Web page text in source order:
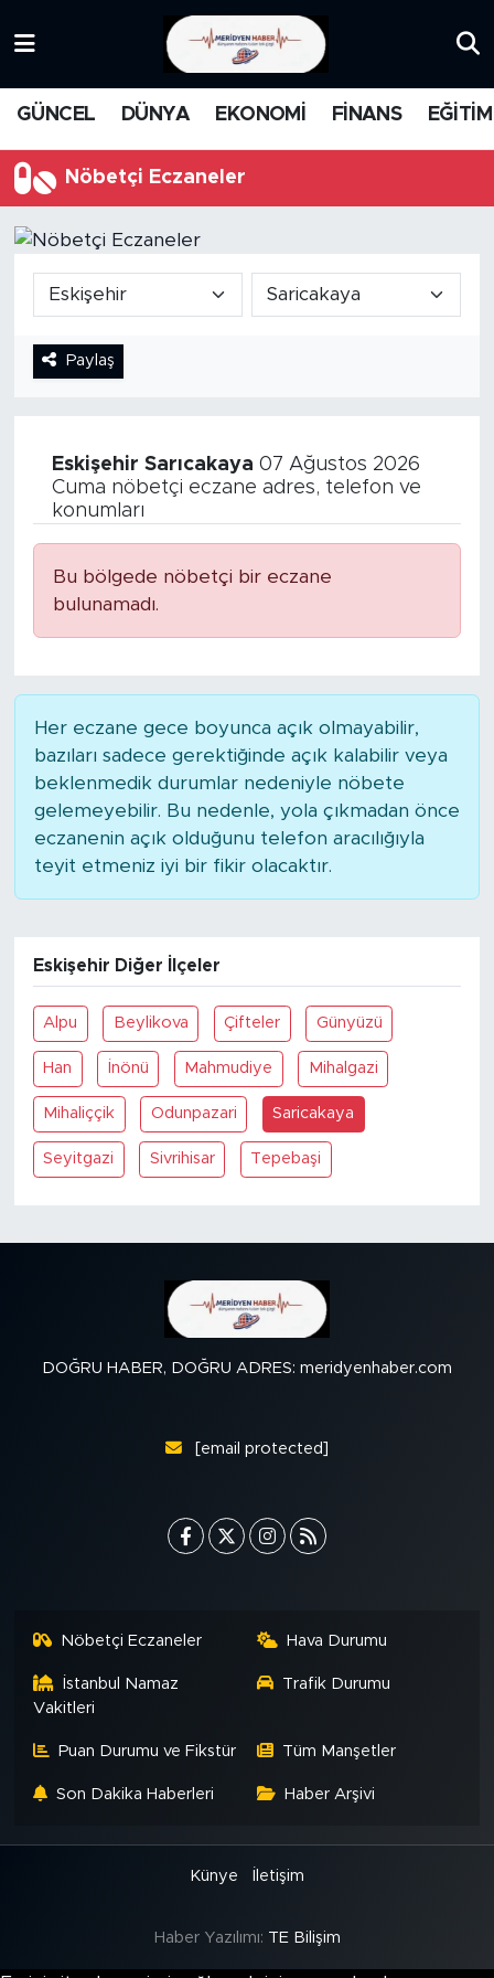
GÜNCEL DÜNYA EKONOMİ FİNANS EĞİTİM
Nöbetçi Eczaneler
Paylaş
Eskişehir Sarıcakaya 07 Ağustos 2026
Cuma nöbetçi eczane adres, telefon ve
konumları
Bu bölgede nöbetçi bir eczane
bulunamadı.
Her eczane gece boyunca açık olmayabilir,
bazıları sadece gerektiğinde açık kalabilir veya
beklenmedik durumlar nedeniyle nöbete
gelemeyebilir. Bu nedenle, yola çıkmadan önce
eczanenin açık olduğunu telefon aracılığıyla
teyit etmeniz iyi bir fikir olacaktır.
Eskişehir Diğer İlçeler
Alpu Beylikova Çifteler Günyüzü
Han İnönü Mahmudiye Mihalgazi
Mihaliççik Odunpazari Saricakaya
Seyitgazi Sivrihisar Tepebaşi
DOĞRU HABER, DOĞRU ADRES: meridyenhaber.com
[email protected]
Nöbetçi Eczaneler Hava Durumu
İstanbul Namaz
Vakitleri
Trafik Durumu
Puan Durumu ve Fikstür Tüm Manşetler
Son Dakika Haberleri Haber Arşivi
Künye İletişim
Haber Yazılımı: TE Bilişim
MEDYA
FİNANS
DÜNYA
KARİKATÜR
RÖPÖRTAJ
KULİS
YAZARLAR
DİNİ
EKONOMİ
SPOR
KÜLTÜR SANAT
YAŞAM
SAĞLIK
FOTO GALERİ
SOSYAL MEDYA
Trafik Durumu
Süper Lig Puan Durumu ve Fikstür
Tüm Manşetler
Haber Arşivi